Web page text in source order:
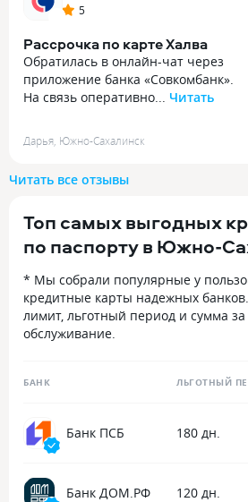
5
Рассрочка по карте Халва
Обратилась в онлайн-чат через
приложение банка «Совкомбанк».
На связь оперативно... Читать
На связь оперативно вышел
даты взноса первого платеже
22 июня или всё же 22 июля,
по результатам рассмотрения,
Светлана оперативно
подробный ответ, что первый
будет с 07.07. По 22.07. В связи с
мои сомнения развеялись и
дополнительно не возникло. В целом
быстро, что позволяет исключитб
Дарья Южно-Сахалинск
Читать все отзывы
Топ самых выгодных
по паспорту в Южно-
* Мы собрали популярные у
кредитные карты надежных
лимит, льготный период и сумма за
обслуживание.
БАНК ЛЬГОТНЫЙ
Банк ПСБ 180 дн.
Банк ДОМ.РФ 120 дн.